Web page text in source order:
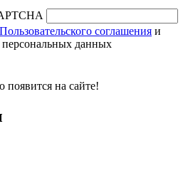
Пользовательского соглашения и
персональных данных
на сайте!